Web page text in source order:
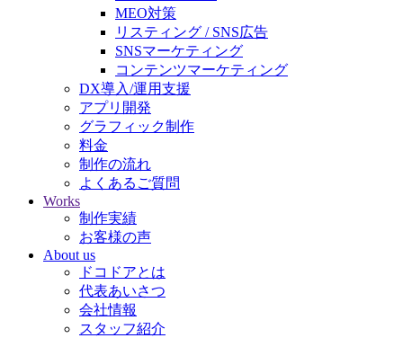
MEO対策
リスティング / SNS広告
SNSマーケティング
コンテンツマーケティング
DX導入/運用支援
アプリ開発
グラフィック制作
料金
制作の流れ
よくあるご質問
Works
制作実績
お客様の声
About us
ドコドアとは
代表あいさつ
会社情報
スタッフ紹介